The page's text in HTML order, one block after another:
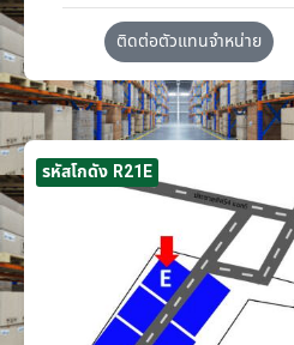
ติดต่อตัวแทนจำหน่าย
รหัสโกดัง R21E